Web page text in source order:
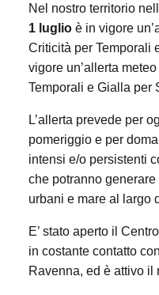
Nel nostro territorio
1 luglio è in vigore
Criticità per Temporali
vigore un’allerta
Temporali e Gialla per
L’allerta prevede per
pomeriggio e per
intensi e/o persistenti
che potranno
urbani e mare al largo
E’ stato aperto il
in costante contatto
Ravenna, ed è attivo il